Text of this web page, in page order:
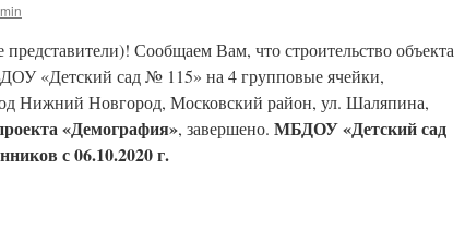
Сообщаем Вам, что строительство объекта
«Детский сад № 115» на 4 групповые ячейки,
Нижний Новгород, Московский район, ул. Шаляпина,
«Демография», завершено. МБДОУ «Детский сад
с 06.10.2020 г.